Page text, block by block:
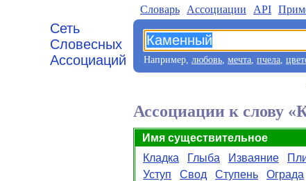
Сеть
Словесных
Ассоциаций
Словарь Aссоциации API
Например, любовь, мечта, пчела,
Ассоциации к слову
Имя существительное
Кладка
Глыба Изваяние
Уступ
Свод Ступень Ограда